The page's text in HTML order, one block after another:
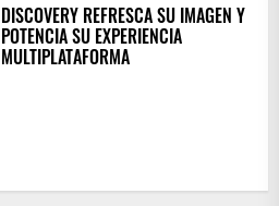
DISCOVERY REFRESCA SU IMAGEN Y
POTENCIA SU EXPERIENCIA
MULTIPLATAFORMA